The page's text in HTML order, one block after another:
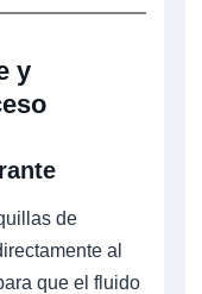
y
de
al
que el fluido